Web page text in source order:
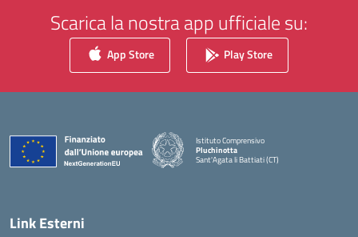
Scarica la nostra app ufficiale su:
App Store Play Store
Istituto Comprensivo
Pluchinotta
Sant'Agata li Battiati (CT)
— Visita la pagina iniziale della scuola
Link Esterni